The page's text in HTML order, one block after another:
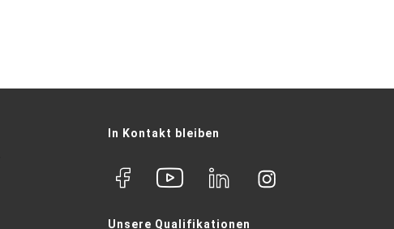
In Kontakt bleiben
Unsere Qualifikationen